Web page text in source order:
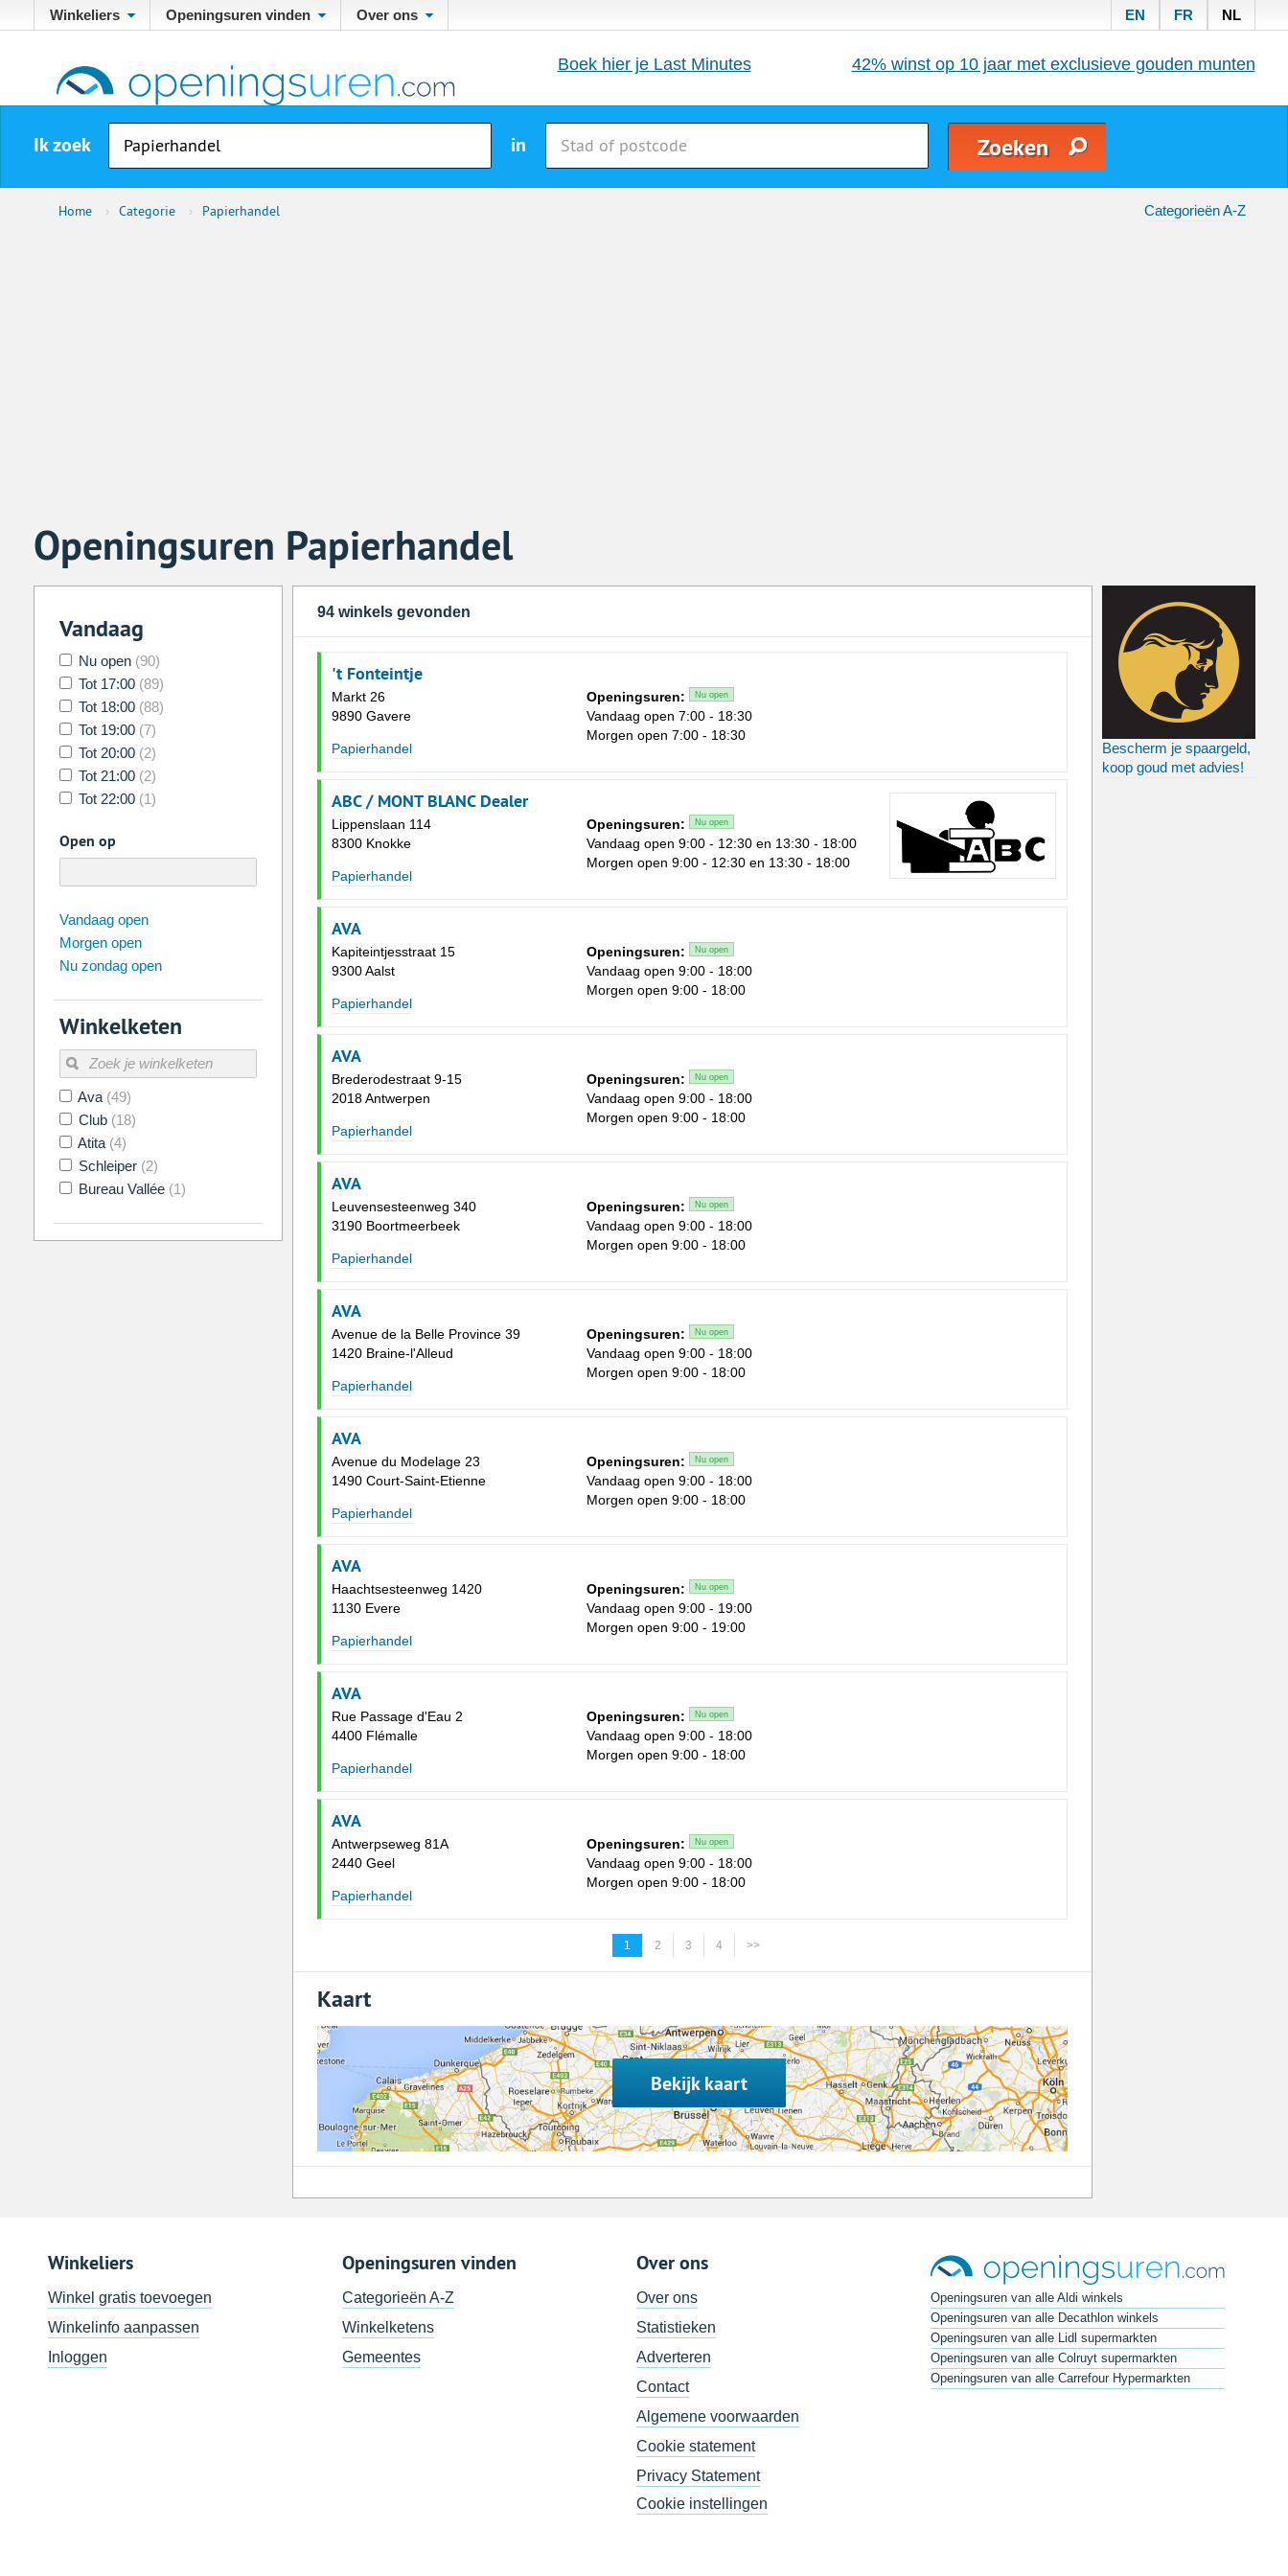
Winkeliers Openingsuren vinden Over ons EN FR NL
Boek hier je Last Minutes 42% winst op 10 jaar met exclusieve gouden munten
Ik zoek in
Home › Categorie › Papierhandel Categorieën A-Z
Openingsuren Papierhandel
Vandaag
Nu open (90)
Tot 17:00 (89)
Tot 18:00 (88)
Tot 19:00 (7)
Tot 20:00 (2)
Tot 21:00 (2)
Tot 22:00 (1)
Open op
Zo Ma
26 27 30
2 3 4 6 7
9 10
16 17 18 20
23 27 28
3 4
Vandaag
Vandaag open
Morgen open
Nu zondag open
Winkelketen
Ava (49)
Club (18)
Atita (4)
Schleiper (2)
Bureau Vallée (1)
Bescherm je spaargeld,
koop goud met advies!
94 winkels gevonden
't Fonteintje
Markt 26
9890 Gavere
Papierhandel
Openingsuren: Nu open
Vandaag open 7:00 - 18:30
Morgen open 7:00 - 18:30
ABC / MONT BLANC Dealer
Lippenslaan 114
8300 Knokke
Papierhandel
Openingsuren: Nu open
Vandaag open 9:00 - 12:30 en 13:30 - 18:00
Morgen open 9:00 - 12:30 en 13:30 - 18:00
AVA
Kapiteintjesstraat 15
9300 Aalst
Papierhandel
Openingsuren: Nu open
Vandaag open 9:00 - 18:00
Morgen open 9:00 - 18:00
AVA
Brederodestraat 9-15
2018 Antwerpen
Papierhandel
Openingsuren: Nu open
Vandaag open 9:00 - 18:00
Morgen open 9:00 - 18:00
AVA
Leuvensesteenweg 340
3190 Boortmeerbeek
Papierhandel
Openingsuren: Nu open
Vandaag open 9:00 - 18:00
Morgen open 9:00 - 18:00
AVA
Avenue de la Belle Province 39
1420 Braine-l'Alleud
Papierhandel
Openingsuren: Nu open
Vandaag open 9:00 - 18:00
Morgen open 9:00 - 18:00
AVA
Avenue du Modelage 23
1490 Court-Saint-Etienne
Papierhandel
Openingsuren: Nu open
Vandaag open 9:00 - 18:00
Morgen open 9:00 - 18:00
AVA
Haachtsesteenweg 1420
1130 Evere
Papierhandel
Openingsuren: Nu open
Vandaag open 9:00 - 19:00
Morgen open 9:00 - 19:00
AVA
Rue Passage d'Eau 2
4400 Flémalle
Papierhandel
Openingsuren: Nu open
Vandaag open 9:00 - 18:00
Morgen open 9:00 - 18:00
AVA
Antwerpseweg 81A
2440 Geel
Papierhandel
Openingsuren: Nu open
Vandaag open 9:00 - 18:00
Morgen open 9:00 - 18:00
1 2 3 4 >>
Kaart
Bekijk kaart
Winkeliers
Winkel gratis toevoegen
Winkelinfo aanpassen
Inloggen
Openingsuren vinden
Categorieën A-Z
Winkelketens
Gemeentes
Over ons
Over ons
Statistieken
Adverteren
Contact
Algemene voorwaarden
Cookie statement
Privacy Statement
Cookie instellingen
Openingsuren van alle Aldi winkels
Openingsuren van alle Decathlon winkels
Openingsuren van alle Lidl supermarkten
Openingsuren van alle Colruyt supermarkten
Openingsuren van alle Carrefour Hypermarkten